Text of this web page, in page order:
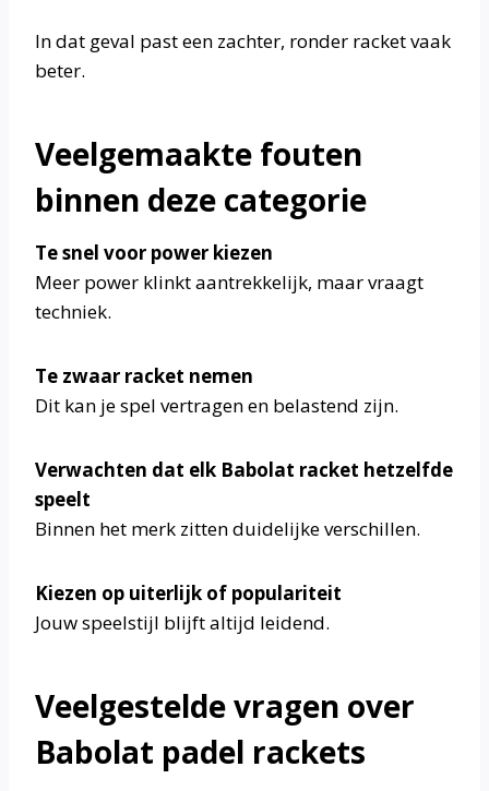
In dat geval past een zachter, ronder racket vaak
beter.
Veelgemaakte fouten
binnen deze categorie
Te snel voor power kiezen
Meer power klinkt aantrekkelijk, maar vraagt
techniek.
Te zwaar racket nemen
Dit kan je spel vertragen en belastend zijn.
Verwachten dat elk Babolat racket hetzelfde
speelt
Binnen het merk zitten duidelijke verschillen.
Kiezen op uiterlijk of populariteit
Jouw speelstijl blijft altijd leidend.
Veelgestelde vragen over
Babolat padel rackets